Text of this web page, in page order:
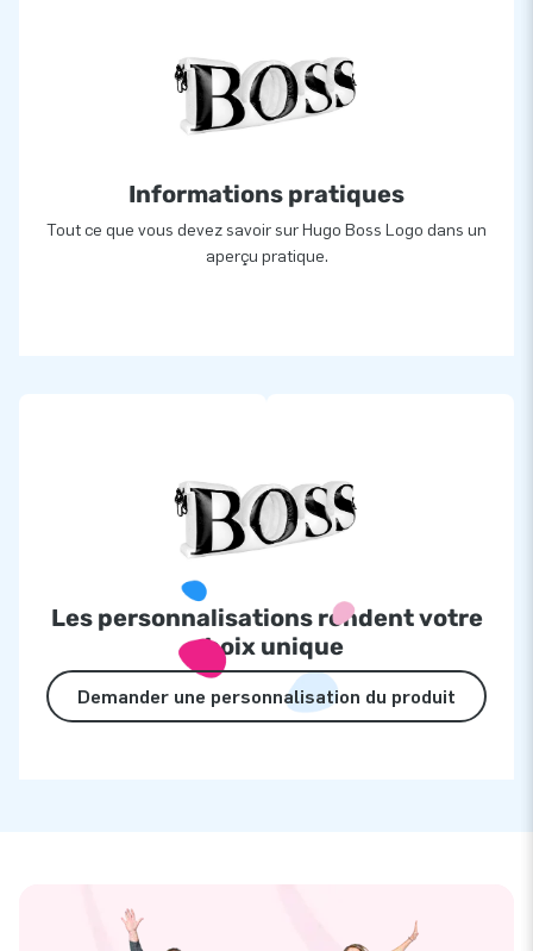
Informations pratiques
Tout ce que vous devez savoir sur Hugo Boss Logo dans un
aperçu pratique.
Les personnalisations rendent votre
choix unique
Demander une personnalisation du produit